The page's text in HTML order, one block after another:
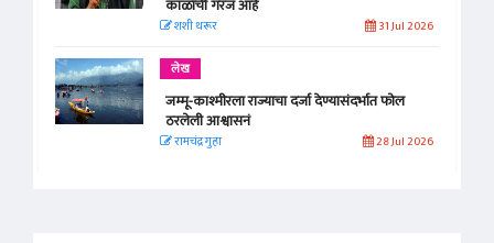
काळाची गरज आहे
शशी थरूर 31 Jul 2026
लेख
जम्मू-काश्मीरला राज्याचा दर्जा देण्यासंदर्भात फोल
ठरलेली आश्वासनं
रामचंद्र गुहा 28 Jul 2026